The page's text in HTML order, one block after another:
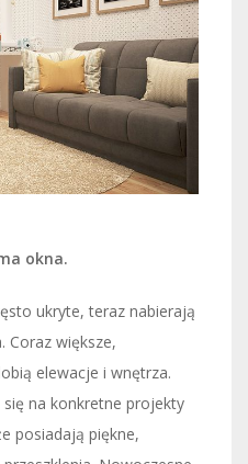
okna.
ukryte, teraz nabierają
Coraz większe,
elewacje i wnętrza.
na konkretne projekty
posiadają piękne,